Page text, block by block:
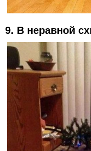
9. В неравной